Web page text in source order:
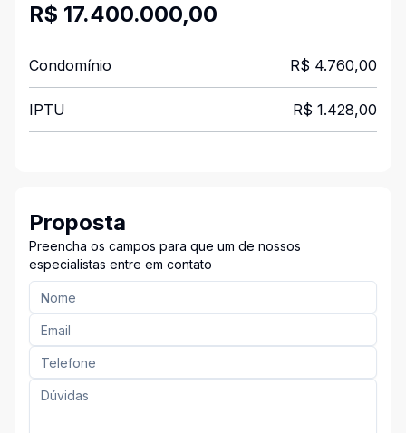
R$ 17.400.000,00
Condomínio R$ 4.760,00
IPTU R$ 1.428,00
Proposta
Preencha os campos para que um de nossos
especialistas entre em contato